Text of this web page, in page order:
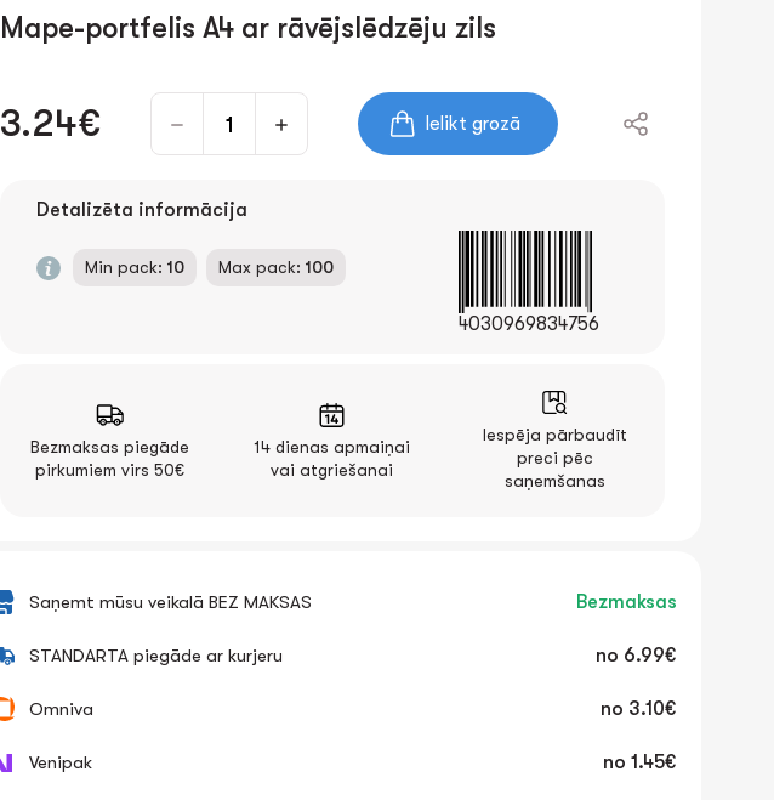
Mape-portfelis A4 ar rāvējslēdzēju zils
3.24€ Ielikt grozā
Detalizēta informācija
Min pack: 10 Max pack: 100
4030969834756
Bezmaksas piegāde
pirkumiem virs 50€
14 dienas apmaiņai
vai atgriešanai
Iespēja pārbaudīt
preci pēc
saņemšanas
Saņemt mūsu veikalā BEZ MAKSAS Bezmaksas
STANDARTA piegāde ar kurjeru no 6.99€
Omniva no 3.10€
Venipak no 1.45€